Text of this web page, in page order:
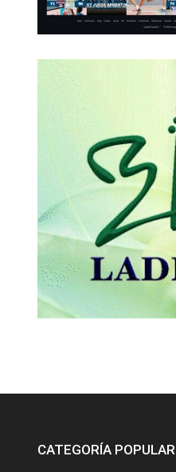
CATEGORÍA POPULAR